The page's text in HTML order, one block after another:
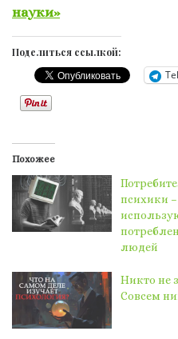
науки»
Поделиться ссылкой:
Похожее
психики
людей
Никто не
Совсем